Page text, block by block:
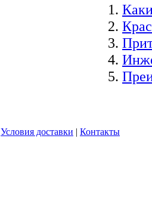
Условия доставки | Контакты